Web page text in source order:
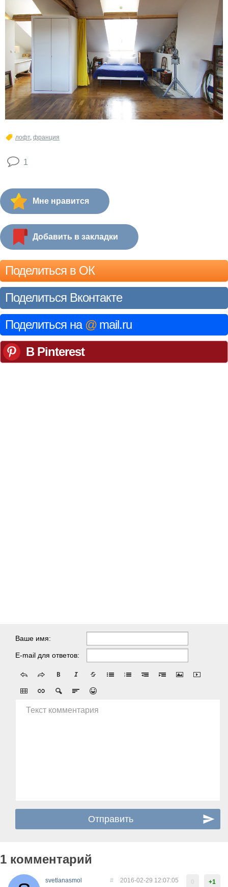
лофт, франция
1
Мне нравится
Добавить в закладки
Поделиться в ОК
Поделиться Вконтакте
Поделиться на @ mail.ru
В Pinterest
Ваше имя:
E-mail для ответов:
Текст комментария
1 комментарий
svetlanasmol +1
2016-02-29 12:07:05
#